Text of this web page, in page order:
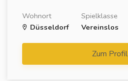
Wohnort
Düsseldorf
Spielklasse
Vereinslos
Zum Profil